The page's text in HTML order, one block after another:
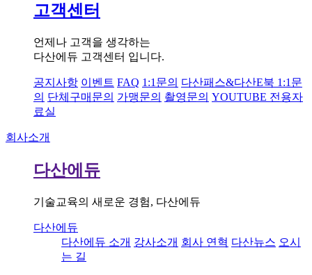
고객센터
언제나 고객을 생각하는
다산에듀 고객센터 입니다.
공지사항 이벤트 FAQ 1:1문의 다산패스&다산E북 1:1문
의 단체구매문의 가맹문의 촬영문의 YOUTUBE 전용자
료실
회사소개
다산에듀
기술교육의 새로운 경험, 다산에듀
다산에듀
다산에듀 소개 강사소개 회사 연혁 다산뉴스 오시
는 길